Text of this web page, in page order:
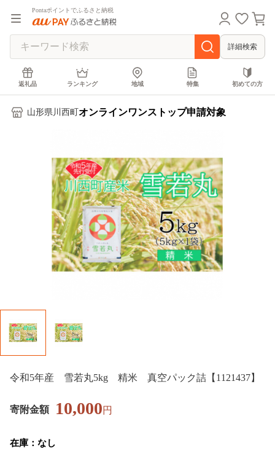
Pontaポイントでふるさと納税
詳細検索
返礼品 ランキング 地域 特集 初めての方
山形県川西町 オンラインワンストップ申請対象
令和5年産 雪若丸5kg 精米 真空パック詰【1121437】
寄附金額 10,000円
在庫：なし